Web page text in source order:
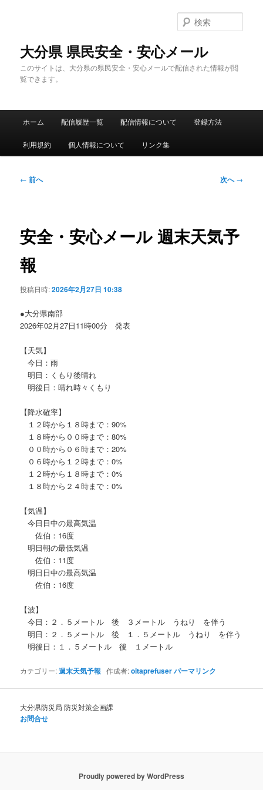
大分県 県民安全・安心メール
このサイトは、大分県の県民安全・安心メールで配信された情報が閲
覧できます。
索
メ
ホーム 配信履歴一覧 配信情報について 登録方法
利用規約 個人情報について リンク集
投
ゲ
ー
ョ
ン
← 前へ 次へ→
安全・安心メール 週末天気予
報
投稿日時:2026年2月27日 10:38
●大分県南部
2026年02月27日11時00分 発表
【天気】
今日：雨
明日：くもり後晴れ
明後日：晴れ時々くもり
【降水確率】
１２時から１８時まで：90%
１８時から００時まで：80%
００時から０６時まで：20%
０６時から１２時まで：0%
１２時から１８時まで：0%
１８時から２４時まで：0%
【気温】
今日日中の最高気温
佐伯：16度
明日朝の最低気温
佐伯：11度
明日日中の最高気温
佐伯：16度
【波】
今日：２．５メートル 後 ３メートル うねり を伴う
明日：２．５メートル 後 １．５メートル うねり を伴う
明後日：１．５メートル 後 １メートル
カテゴリー:週末天気予報 作成者:oitaprefuserパーマリンク
大分県防災局 防災対策企画課
お問合せ
Proudly powered by WordPress